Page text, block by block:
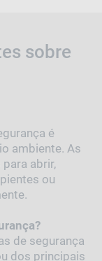
sobre
é
ambiente. As
abrir,
ou
de segurança
dos principais